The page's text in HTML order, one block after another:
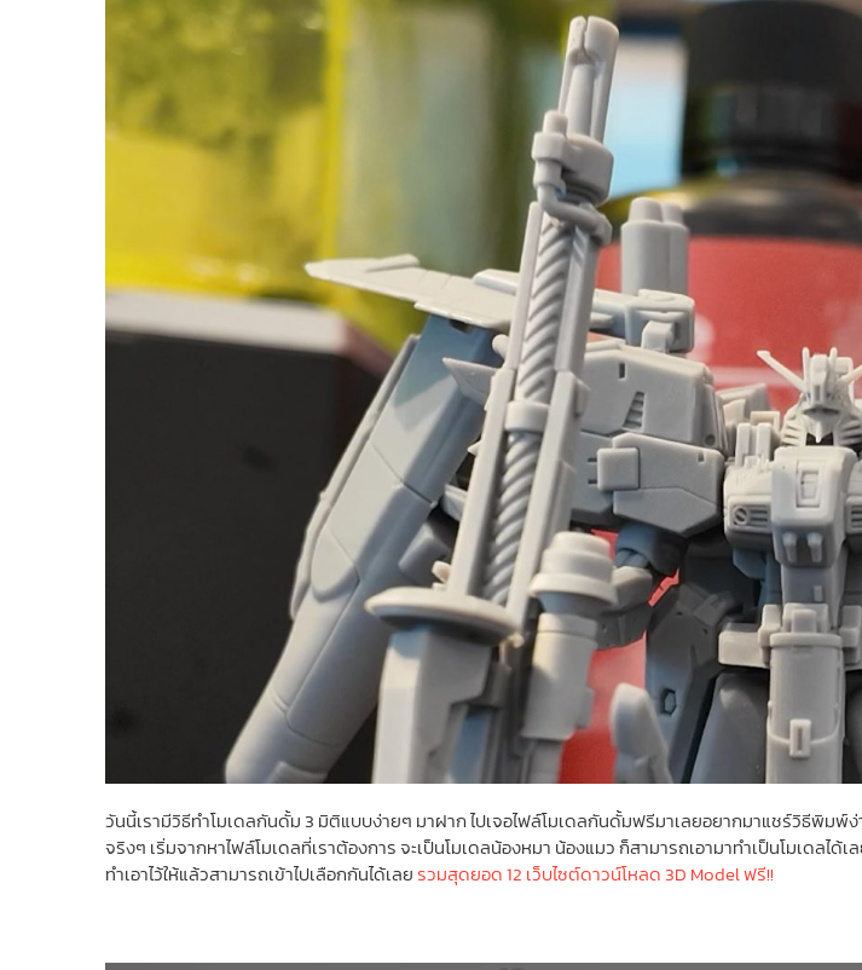
วันนี้เรามีวิธีทำโมเดลกันดั้ม 3 มิติแบบง่ายๆ มาฝาก ไปเจอไฟล์โมเดลกันดั้มฟรีมาเลยอยากมาแชร์วิธีพิมพ์
จริงๆ เริ่มจากหาไฟล์โมเดลที่เราต้องการ จะเป็นโมเดลน้องหมา น้องแมว ก็สามารถเอามาทำเป็นโมเดลไ
ทำเอาไว้ให้แล้วสามารถเข้าไปเลือกกันได้เลยรวมสุดยอด 12 เว็บไซต์ดาวน์โหลด 3D Model ฟรี!!